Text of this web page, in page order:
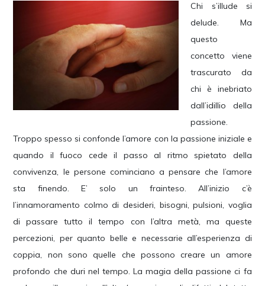
Chi s’illude si
delude. Ma
questo
concetto viene
trascurato da
chi è inebriato
dall’idillio della
passione.
Troppo spesso si confonde l’amore con la passione iniziale e
quando il fuoco cede il passo al ritmo spietato della
convivenza, le persone cominciano a pensare che l’amore
sta finendo. E’ solo un frainteso. All’inizio c’è
l’innamoramento colmo di desideri, bisogni, pulsioni, voglia
di passare tutto il tempo con l’altra metà, ma queste
percezioni, per quanto belle e necessarie all’esperienza di
coppia, non sono quelle che possono creare un amore
profondo che duri nel tempo. La magia della passione ci fa